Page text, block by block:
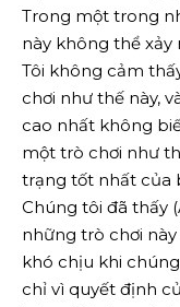
Trong một trong
này không thể xảy
Tôi không cảm
chơi như thế này,
cao nhất không
một trò chơi như
trạng tốt nhất của
Chúng tôi đã thấy
những trò chơi
khó chịu khi
chỉ vì quyết định